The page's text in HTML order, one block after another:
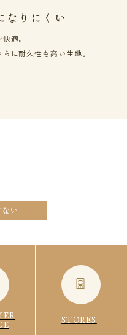
なりにくい
適。
に耐久性も高い生地。
い
STORES